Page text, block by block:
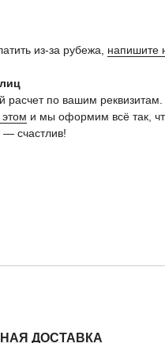
из-за рубежа, напишите
расчет по вашим
и мы оформим всё так,
— счастлив!
ДОСТАВКА